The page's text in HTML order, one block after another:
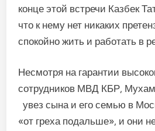
конце этой встречи Казбек
что к нему нет никаких
спокойно жить и работать в
Несмотря на гарантии
сотрудников МВД КБР,
увез сына и его семью в
«от греха подальше», и они